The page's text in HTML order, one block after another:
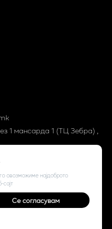
овозможиме најдоброто
сајт
Се согласувам
1 мaнсарда 1 (ТЦ Зебра) ,